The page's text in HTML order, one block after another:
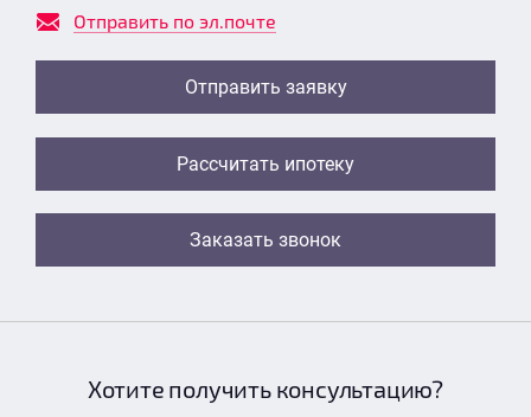
Отправить по эл.почте
Отправить заявку
Рассчитать ипотеку
Заказать звонок
Хотите получить консультацию?